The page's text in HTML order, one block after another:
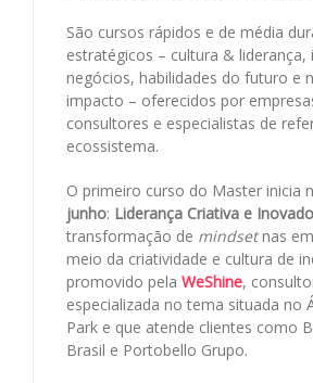
São cursos rápidos e de média
estratégicos – cultura & liderança,
negócios, habilidades do futuro e
impacto – oferecidos por
consultores e especialistas de
ecossistema.
O primeiro curso do Master inicia
junho: Liderança Criativa e
transformação de mindsetnas
meio da criatividade e cultura de
promovido pela WeShine,
especializada no tema situada no
Park e que atende clientes como
Brasil e Portobello Grupo.